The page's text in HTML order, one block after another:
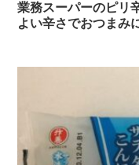
業務スーパーのピリ
よい辛さでおつまみ